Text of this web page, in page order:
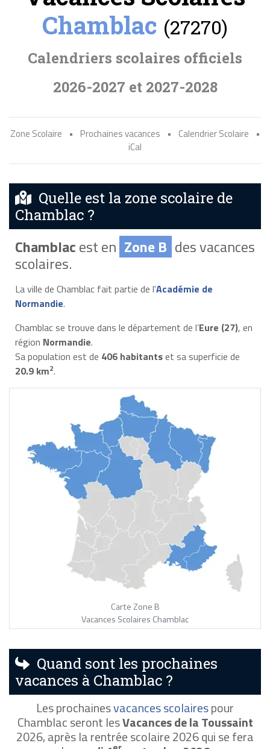
Chamblac (27270)
Calendriers scolaires officiels
2026-2027 et 2027-2028
Zone Scolaire • Prochaines vacances • Calendrier Scolaire
•
iCal
Quelle est la zone scolaire de
Chamblac ?
Chamblacest en Zone B des vacances
scolaires.
La ville de Chamblac fait partie de l'Académie de
Normandie.
Chamblac se trouve dans le département de l’Eure (27), en
région Normandie.
Sa population est de 406 habitantset sa superficie de
20.9 km2.
Carte Zone B
Vacances Scolaires Chamblac
Quand sont les prochaines
vacances à Chamblac ?
Les prochainesvacances scolairespour
Chamblac seront lesVacances de la Toussaint
2026, après la rentrée scolaire 2026 qui se fera